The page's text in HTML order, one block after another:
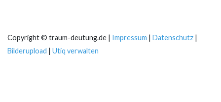
Copyright © traum-deutung.de | Impressum | Datenschutz |
Bilderupload | Utiq verwalten